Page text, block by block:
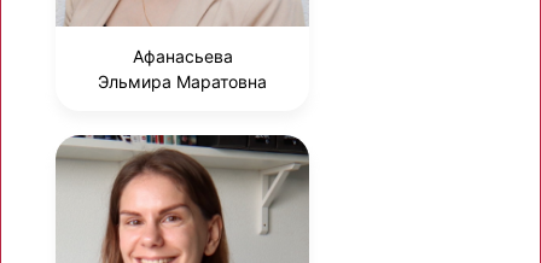
Афанасьева
Эльмира Маратовна